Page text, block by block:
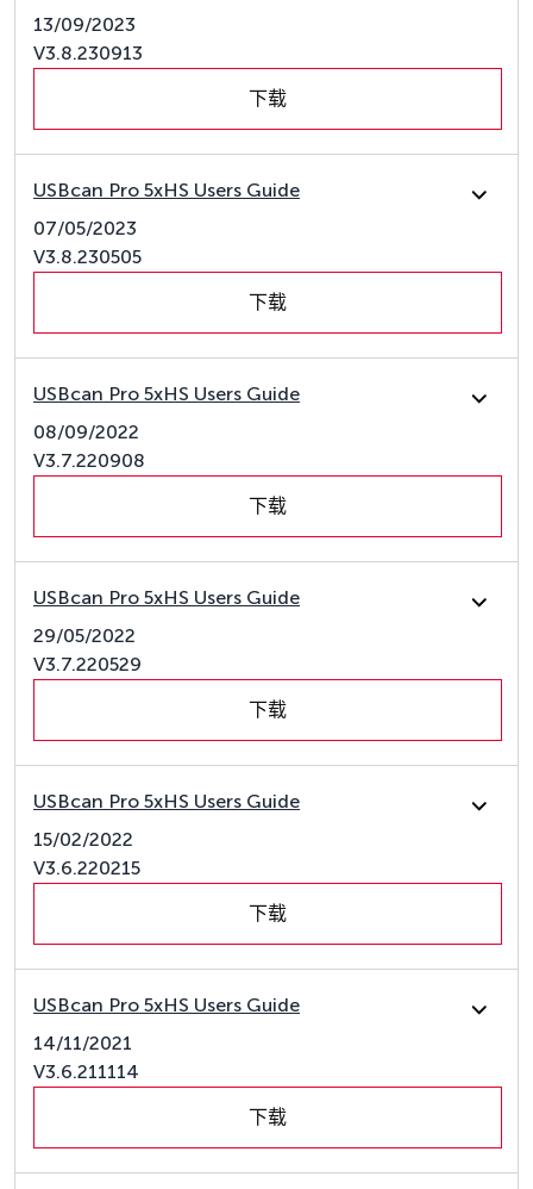
13/09/2023
V3.8.230913
下载
USBcan Pro 5xHS Users Guide
07/05/2023
V3.8.230505
下载
USBcan Pro 5xHS Users Guide
08/09/2022
V3.7.220908
下载
USBcan Pro 5xHS Users Guide
29/05/2022
V3.7.220529
下载
USBcan Pro 5xHS Users Guide
15/02/2022
V3.6.220215
下载
USBcan Pro 5xHS Users Guide
14/11/2021
V3.6.211114
下载